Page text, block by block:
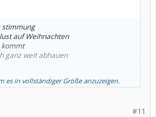
stimmung
auf Weihnachten
kommt
ganz weit abhauen
es in vollständiger Größe anzuzeigen.
#11